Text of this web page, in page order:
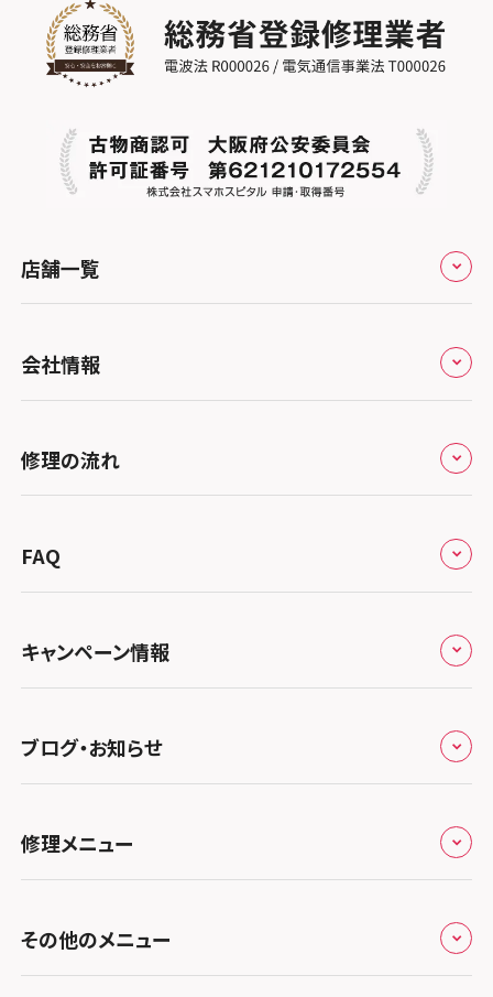
店舗一覧
北海道・東北
スマホスピタル大丸札幌
関東
スマホスピタル宇都宮
スマホスピタル 高崎
スマホスピタル鴻巣
スマホスピタル テルル三芳
スマホスピタル 熊谷
スマホスピタル ゲオデジタルベース川口元郷
スマホスピタル埼玉大宮
スマホスピタル テルル蒲生
スマホスピタル テルル新越谷
スマホスピタル テルル草加花栗
スマホスピタル テルル東川口
北陸・甲信越
スマホスピタルアル・プラザ小松
スマホスピタル 北陸総合修理センター
スマホスピタル 長野
東海
スマホスピタル岐阜
スマホスピタル 浜松
スマホスピタル静岡パルコ
スマホスピタル 藤枝
スマホスピタル名古屋駅前
スマホスピタル名古屋金山
スマホスピタル 大府
スマホスピタル 西枇杷島
関西
スマホスピタル 大阪梅田
スマホスピタル by デジホ 梅田地下（うめちか）
スマホスピタル京橋
スマホスピタル難波
スマホスピタルイオンタウン茨木太田
中国・四国
スマホスピタル岡山駅前
スマホスピタル西条
スマホスピタル by デジホ マークイズ福岡もも
ち
スマホスピタル福岡天神
スマホスピタル熊本下通
スマホスピタル GODOモバイル大分府内町
会社情報
会社概要
総務省登録業者
特定商取引法に関する表記
プライバシーポリシー
郵送修理依頼
修理の流れ
郵送修理の流れ
FAQ
キャンペーン情報
キャンペーン一覧
ブログ・お知らせ
お知らせ
修理メニュー
iPhone修理メニュー
その他のメニュー